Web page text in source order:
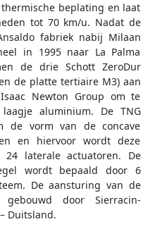
beplating en laat
tot 70 km/u. Nadat de
fabriek nabij Milaan
in 1995 naar La Palma
de drie Schott ZeroDur
de platte tertiaire M3) aan
Newton Group om te
aluminium. De TNG
de vorm van de concave
en hiervoor wordt deze
laterale actuatoren. De
wordt bepaald door 6
De aansturing van de
door Sierracin-
Duitsland.